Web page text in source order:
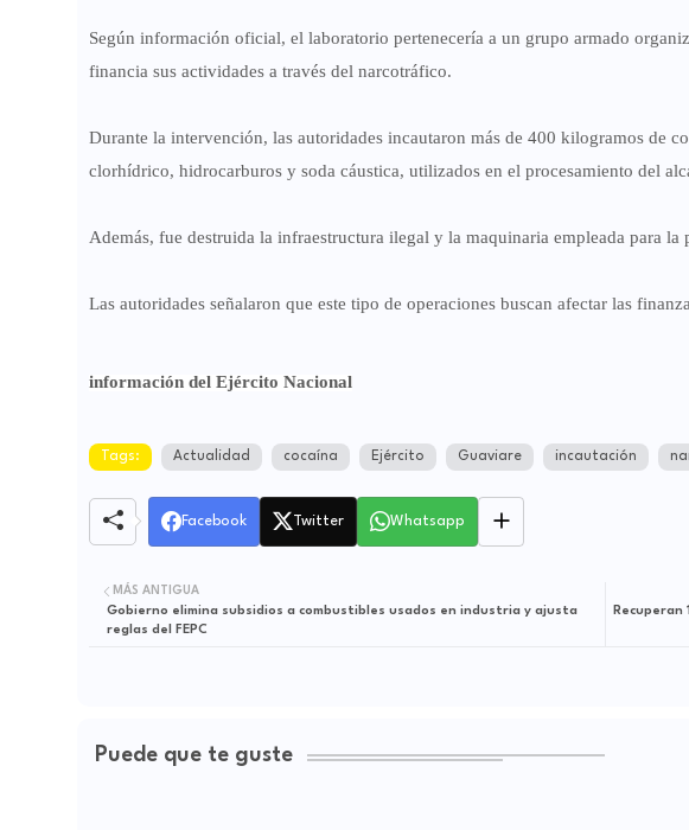
Según información oficial, el laboratorio pertenecería a un grupo armado
financia sus actividades a través del narcotráfico.
Durante la intervención, las autoridades incautaron más de 400 kilogramos de
clorhídrico, hidrocarburos y soda cáustica, utilizados en el procesamiento del
Además, fue destruida la infraestructura ilegal y la maquinaria empleada para
Las autoridades señalaron que este tipo de operaciones buscan afectar las
información del Ejército Nacional
Tags: Actualidad cocaína Ejército Guaviare incautación
Facebook Twitter Whatsapp
MÁS ANTIGUA
Gobierno elimina subsidios a combustibles usados en industria y ajusta
reglas del FEPC
Puede que te guste